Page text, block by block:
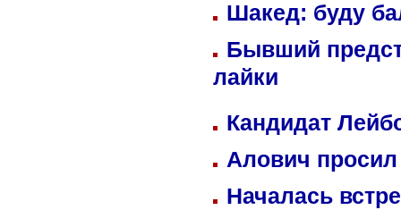
Шакед: буду
Бывший
лайки
Кандидат
Алович просил
Началась